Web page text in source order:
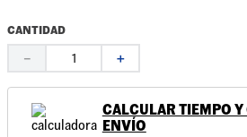
CANTIDAD
＋
－
CALCULAR TIEMPO Y
ENVÍO